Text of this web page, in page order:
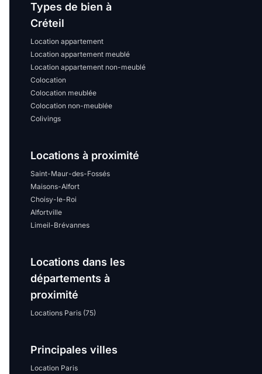
Types de bien à
Créteil
Location appartement
Location appartement meublé
Location appartement non-meublé
Colocation
Colocation meublée
Colocation non-meublée
Colivings
Locations à proximité
Saint-Maur-des-Fossés
Maisons-Alfort
Choisy-le-Roi
Alfortville
Limeil-Brévannes
Locations dans les
départements à
proximité
Locations Paris (75)
Principales villes
Location Paris